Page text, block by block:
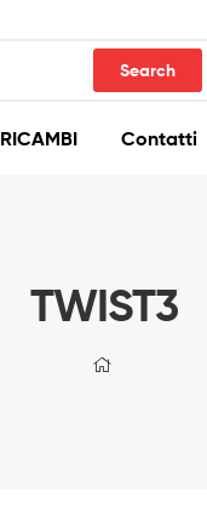
Search
RICAMBI Contatti
TWIST3